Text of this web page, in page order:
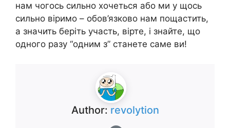
нам чогось сильно хочеться або ми у щось
сильно віримо – обов’язково нам пощастить,
а значить беріть участь, вірте, і знайте, що
одного разу “одним з” станете саме ви!
Author: revolytion